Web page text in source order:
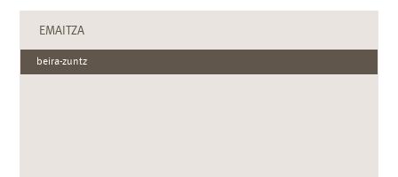
EMAITZA
beira-zuntz